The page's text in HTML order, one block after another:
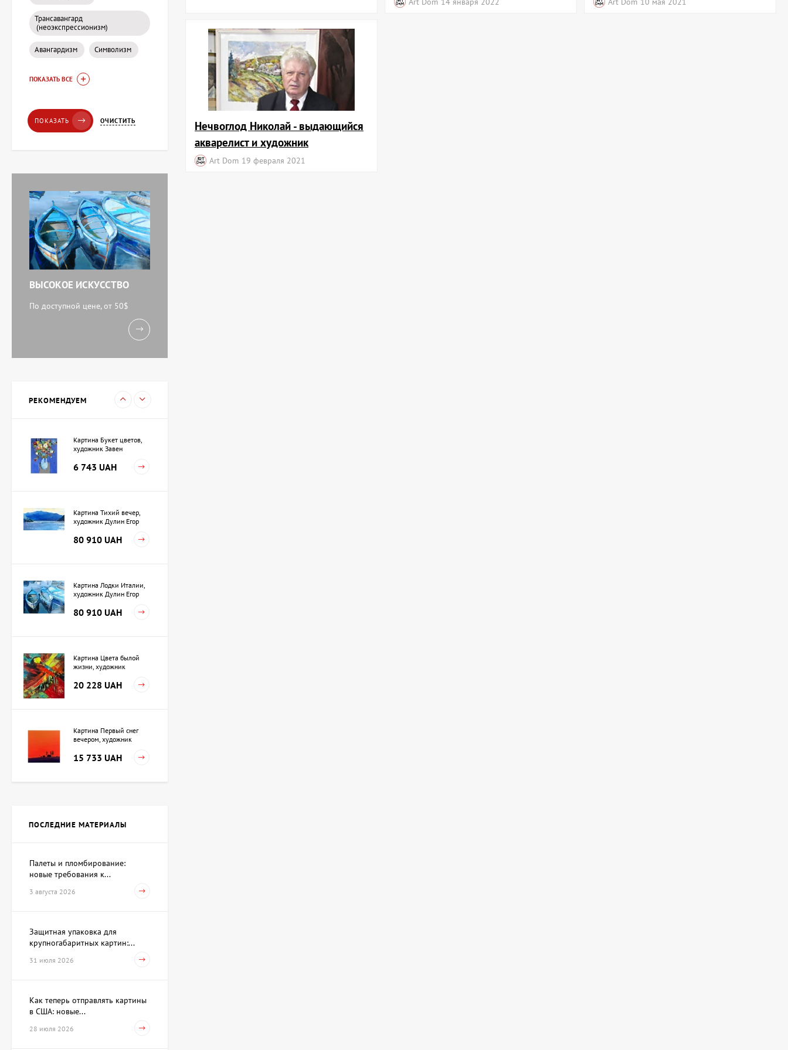
Нечвоглод Николай - выдающийся
акварелист и художник
Art Dom 19 февраля 2021
Трансавангард
(неоэкспрессионизм)
Авангардизм Символизм
ПОКАЗАТЬ ВСЕ
ПОКАЗАТЬ ОЧИСТИТЬ
ВЫСОКОЕ ИСКУССТВО
По доступной цене, от 50$
РЕКОМЕНДУЕМ
Картина Пирс, художник
Лоза Наталья
11 238 UAH
Картина Абстракция
триптих, художник Бурда
Ярослав
71 920 UAH
художник Кокин Михаил
Картина Букет цветов,
художник Завен
6 743 UAH
Картина Тихий вечер,
художник Дулин Егор
80 910 UAH
Картина Лодки Италии,
художник Дулин Егор
80 910 UAH
Картина Цвета былой
жизни, художник
20 228 UAH
Картина Первый снег
вечером, художник
15 733 UAH
Цена по
Скульптура Поиск себя,
Акварель Заговор Амура и
Венеры, художник Павлов
ПОСЛЕДНИЕ МАТЕРИАЛЫ
Палеты и пломбирование:
новые требования к...
3 августа 2026
Защитная упаковка для
крупногабаритных картин:...
31 июля 2026
Как теперь отправлять картины
в США: новые...
28 июля 2026